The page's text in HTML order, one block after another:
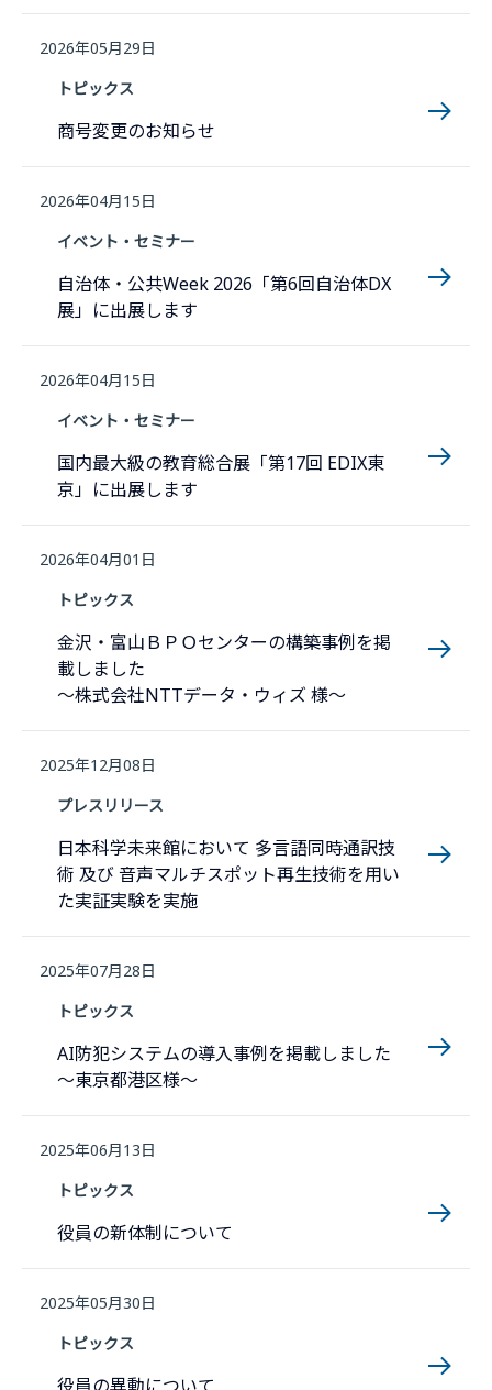
2026年05月29日
トピックス
商号変更のお知らせ
2026年04月15日
イベント・セミナー
自治体・公共Week 2026「第6回自治体DX
展」に出展します
2026年04月15日
イベント・セミナー
国内最大級の教育総合展「第17回 EDIX東
京」に出展します
2026年04月01日
トピックス
金沢・富山ＢＰＯセンターの構築事例を掲
載しました
～株式会社NTTデータ・ウィズ 様～
2025年12月08日
プレスリリース
日本科学未来館において 多言語同時通訳技
術 及び 音声マルチスポット再生技術を用い
た実証実験を実施
2025年07月28日
トピックス
AI防犯システムの導入事例を掲載しました
〜東京都港区様〜
2025年06月13日
トピックス
役員の新体制について
2025年05月30日
トピックス